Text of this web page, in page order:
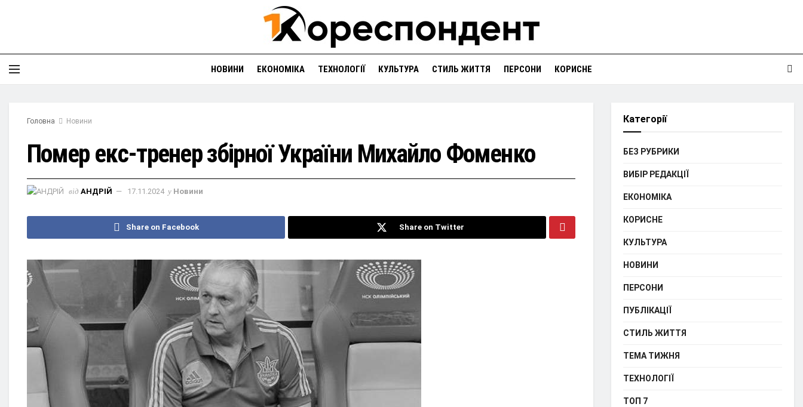
НОВИНИ ЕКОНОМІКА ТЕХНОЛОГІЇ КУЛЬТУРА СТИЛЬ ЖИТТЯ ПЕРСОНИ КОРИСНЕ
Головна Новини
Помер екс-тренер збірної України Михайло Фоменко
від АНДРІЙ 17.11.2024 у Новини
Share on Facebook Share on Twitter
Категорії
БЕЗ РУБРИКИ
ВИБІР РЕДАКЦІЇ
ЕКОНОМІКА
КОРИСНЕ
КУЛЬТУРА
НОВИНИ
ПЕРСОНИ
ПУБЛІКАЦІЇ
СТИЛЬ ЖИТТЯ
ТЕМА ТИЖНЯ
ТЕХНОЛОГІЇ
ТОП 7